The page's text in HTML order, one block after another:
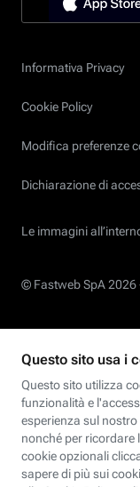
Informativa Privacy
Cookie Policy
Modifica preferenze
Dichiarazione di
Le immagini
© Fastweb SpA 2026